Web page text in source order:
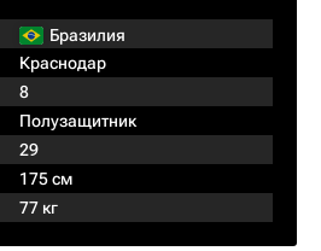
Бразилия
Краснодар
8
Полузащитник
29
175 см
77 кг